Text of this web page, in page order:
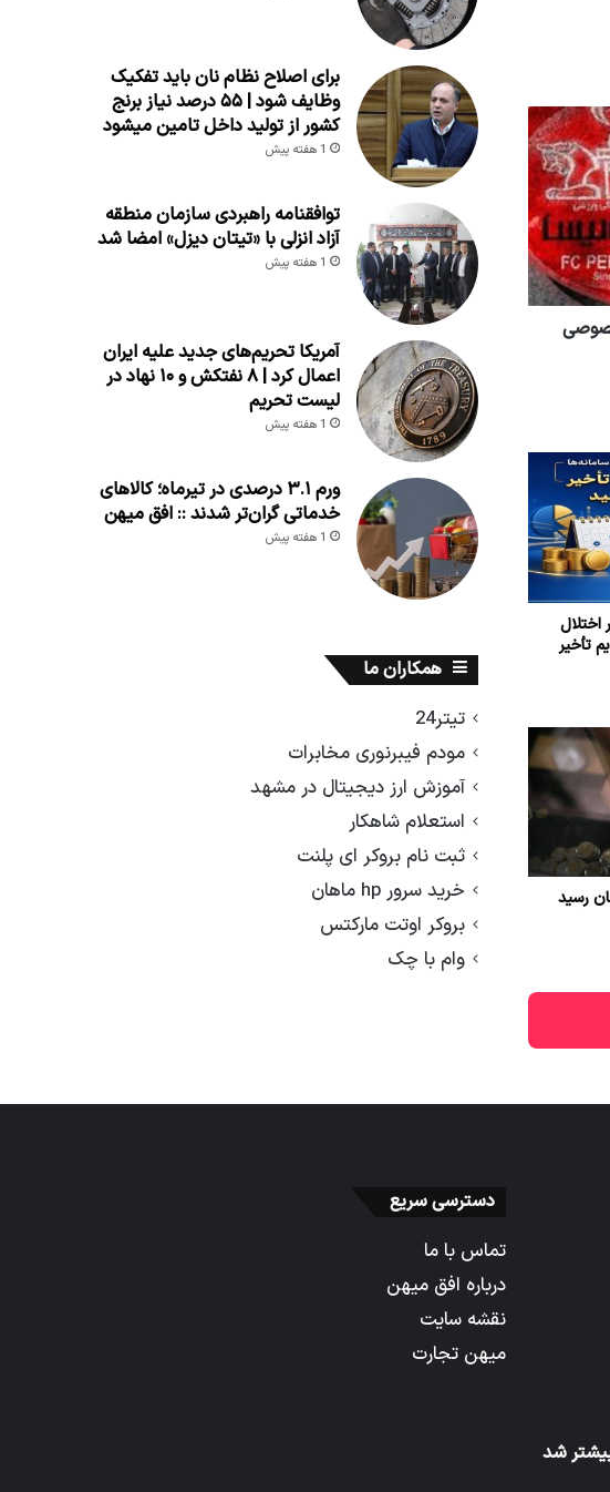
اختلال
تأخیر
برای اصلاح نظام نان باید تفکیک
وظایف شود | ۵۵ درصد نیاز برنج
کشور از تولید داخل تامین میشود
1 هفته پیش
توافقنامه راهبردی سازمان منطقه
آزاد انزلی با «تیتان دیزل» امضا شد
1 هفته پیش
آمریکا تحریم‌های جدید علیه ایران
اعمال کرد | ۸ نفتکش و ۱۰ نهاد در
لیست تحریم
1 هفته پیش
ورم ۳.۱ درصدی در تیرماه؛ کالاهای
خدماتی گران‌تر شدند :: افق میهن
1 هفته پیش
همکاران ما
تیتر24
مودم فیبرنوری مخابرات
آموزش ارز دیجیتال در مشهد
استعلام شاهکار
ثبت نام بروکر ای پلنت
خرید سرور hp ماهان
بروکر اوتت مارکتس
وام با چک
دسترسی سریع
تماس با ما
درباره افق میهن
نقشه سایت
میهن تجارت